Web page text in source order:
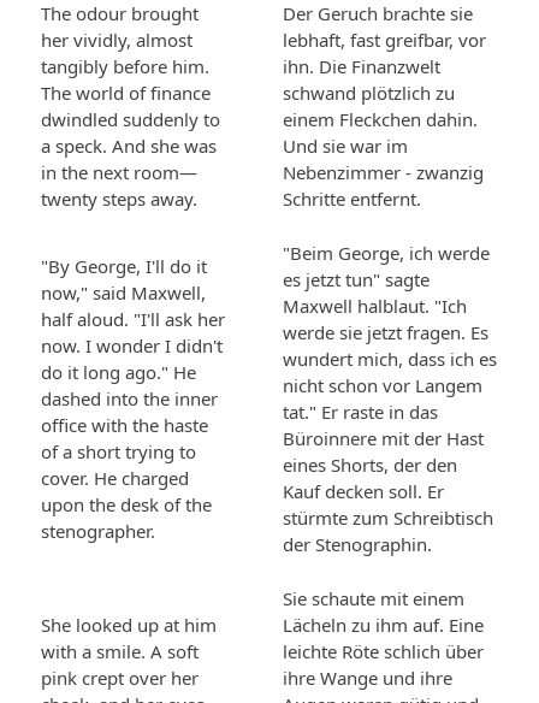
The odour brought
her vividly, almost
tangibly before him.
The world of finance
dwindled suddenly to
a speck. And she was
in the next room—
twenty steps away.
Der Geruch brachte sie
lebhaft, fast greifbar, vor
ihn. Die Finanzwelt
schwand plötzlich zu
einem Fleckchen dahin.
Und sie war im
Nebenzimmer - zwanzig
Schritte entfernt.
"By George, I'll do it
now," said Maxwell,
half aloud. "I'll ask her
now. I wonder I didn't
do it long ago." He
dashed into the inner
office with the haste
of a short trying to
cover. He charged
upon the desk of the
stenographer.
"Beim George, ich werde
es jetzt tun" sagte
Maxwell halblaut. "Ich
werde sie jetzt fragen. Es
wundert mich, dass ich es
nicht schon vor Langem
tat." Er raste in das
Büroinnere mit der Hast
eines Shorts, der den
Kauf decken soll. Er
stürmte zum Schreibtisch
der Stenographin.
She looked up at him
with a smile. A soft
pink crept over her
Sie schaute mit einem
Lächeln zu ihm auf. Eine
leichte Röte schlich über
ihre Wange und ihre